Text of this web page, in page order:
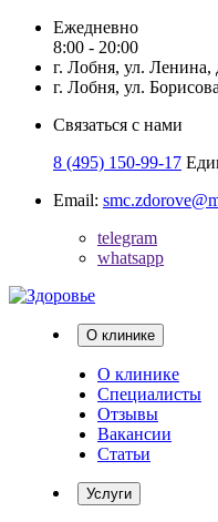
Ежедневно
8:00 - 20:00
г. Лобня, ул. Ленина,
г. Лобня, ул.
Связаться с нами
8 (495) 150-99-17
Email:
telegram
whatsapp
О клинике
О клинике
Специалисты
Отзывы
Вакансии
Статьи
Услуги